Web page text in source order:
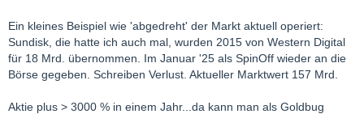
Ein kleines Beispiel wie 'abgedreht' der Markt aktuell operiert:
Sundisk, die hatte ich auch mal, wurden 2015 von Western Digital
für 18 Mrd. übernommen. Im Januar '25 als SpinOff wieder an die
Börse gegeben. Schreiben Verlust. Aktueller Marktwert 157 Mrd.
Aktie plus > 3000 % in einem Jahr...da kann man als Goldbug